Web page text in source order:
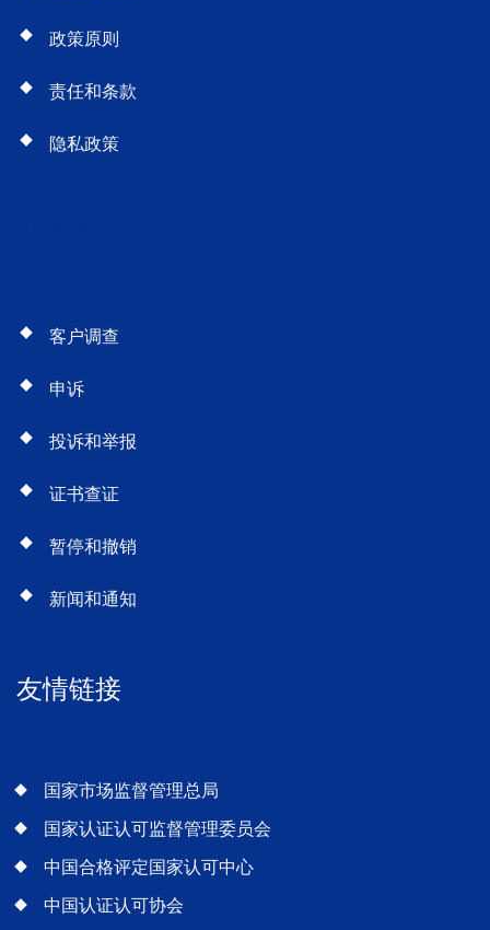
政策原则
责任和条款
隐私政策
客户调查
申诉
投诉和举报
证书查证
暂停和撤销
新闻和通知
友情链接
国家市场监督管理总局
国家认证认可监督管理委员会
中国合格评定国家认可中心
中国认证认可协会